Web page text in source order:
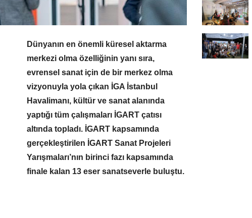
Dünyanın en önemli küresel aktarma
merkezi olma özelliğinin yanı sıra,
evrensel sanat için de bir merkez olma
vizyonuyla yola çıkan İGA İstanbul
Havalimanı, kültür ve sanat alanında
yaptığı tüm çalışmaları İGART çatısı
altında topladı. İGART kapsamında
gerçekleştirilen İGART Sanat Projeleri
Yarışmaları’nın birinci fazı kapsamında
finale kalan 13 eser sanatseverle buluştu.